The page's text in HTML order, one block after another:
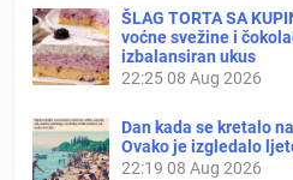
ŠLAG TORTA SA
voćne svežine i
izbalansiran ukus
22:2508 Aug 2026
Dan kada se kretalo
Ovako je izgledalo
22:19 08 Aug 2026